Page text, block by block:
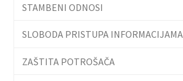
STAMBENI ODNOSI
SLOBODA PRISTUPA INFORMACIJAMA
ZAŠTITA POTROŠAČA